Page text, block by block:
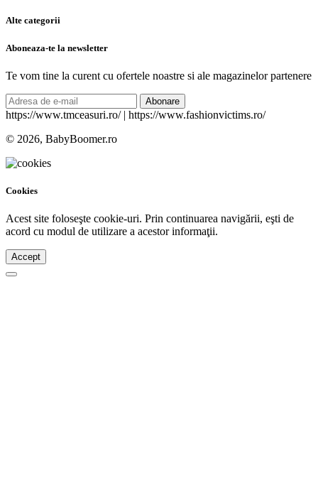
Alte categorii
Aboneaza-te la newsletter
Te vom tine la curent cu ofertele noastre si ale magazinelor partenere
Abonare
https://www.tmceasuri.ro/ | https://www.fashionvictims.ro/
© 2026, BabyBoomer.ro
Cookies
Acest site foloseşte cookie-uri. Prin continuarea navigării, eşti de
acord cu modul de utilizare a acestor informaţii.
Accept